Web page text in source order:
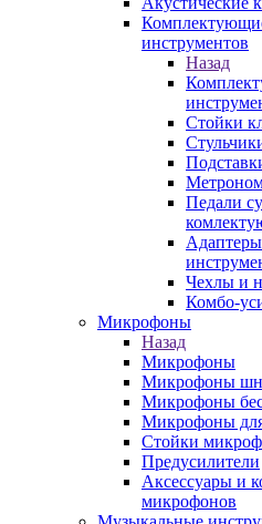
инструментов
Назад
Стойки
Педали
Чехлы и
Комбо-
Микрофоны
Назад
Микрофоны
Микрофоны
Микрофоны
Микрофоны
Стойки
Предусилители
Аксессуары и
микрофонов